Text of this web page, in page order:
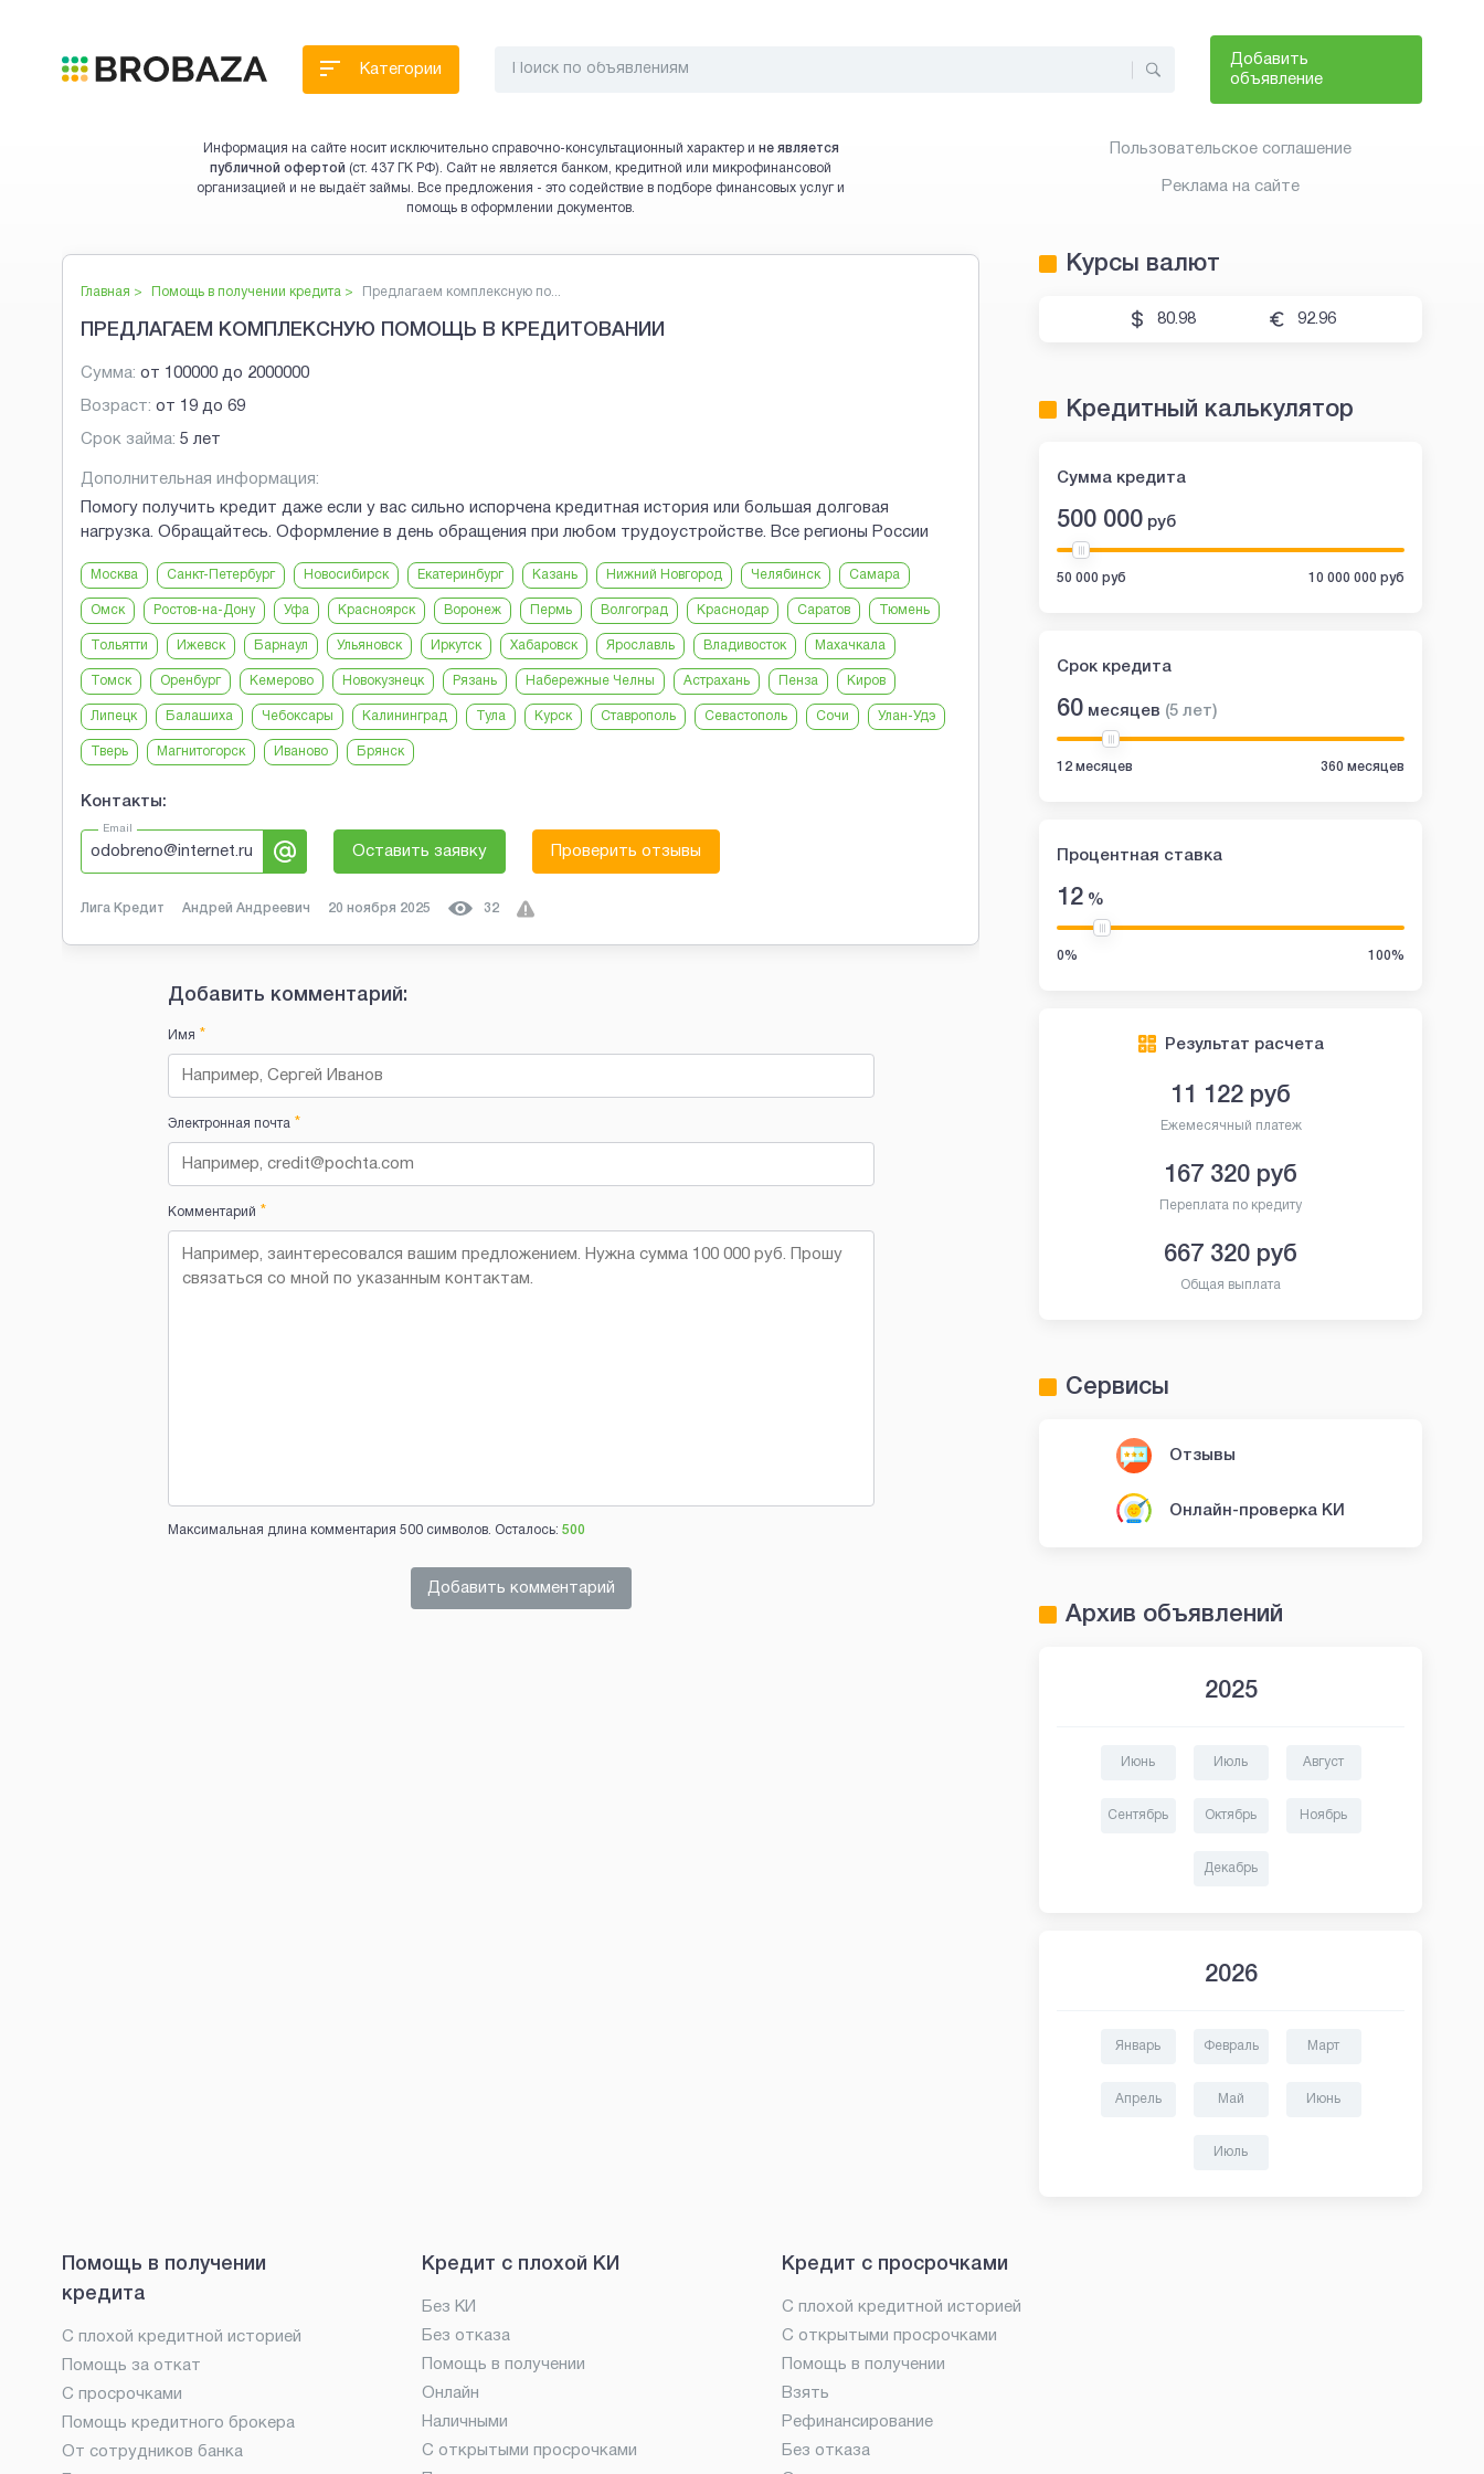
Добавить
объявление
Категории
Информация на сайте носит исключительно справочно-консультационный характер и не является
публичной офертой (ст. 437 ГК РФ). Сайт не является банком, кредитной или микрофинансовой
организацией и не выдаёт займы. Все предложения - это содействие в подборе финансовых услуг и
помощь в оформлении документов.
Главная > Помощь в получении кредита > Предлагаем комплексную по...
ПРЕДЛАГАЕМ КОМПЛЕКСНУЮ ПОМОЩЬ В КРЕДИТОВАНИИ
Сумма: от 100000 до 2000000
Возраст: от 19 до 69
Срок займа: 5 лет
Дополнительная информация:
Помогу получить кредит даже если у вас сильно испорчена кредитная история или большая долговая
нагрузка. Обращайтесь. Оформление в день обращения при любом трудоустройстве. Все регионы России
Москва Санкт-Петербург Новосибирск Екатеринбург Казань Нижний Новгород Челябинск Самара
Омск Ростов-на-Дону Уфа Красноярск Воронеж Пермь Волгоград Краснодар Саратов Тюмень
Тольятти Ижевск Барнаул Ульяновск Иркутск Хабаровск Ярославль Владивосток Махачкала
Томск Оренбург Кемерово Новокузнецк Рязань Набережные Челны Астрахань Пенза Киров
Липецк Балашиха Чебоксары Калининград Тула Курск Ставрополь Севастополь Сочи Улан-Удэ
Тверь Магнитогорск Иваново Брянск
Контакты:
Email
odobreno@internet.ru Оставить заявку Проверить отзывы
Лига Кредит Андрей Андреевич 20 ноября 2025 32
Добавить комментарий:
Имя *
Электронная почта*
Комментарий *
Максимальная длина комментария 500 символов. Осталось: 500
Добавить комментарий
Пользовательское соглашение
Реклама на сайте
Курсы валют
80.98 92.96
Кредитный калькулятор
Сумма кредита
500 000 руб
50 000 руб 10 000 000 руб
Срок кредита
60 месяцев (5 лет)
12 месяцев 360 месяцев
Процентная ставка
12 %
0% 100%
Результат расчета
11 122 руб
Ежемесячный платеж
167 320 руб
Переплата по кредиту
667 320 руб
Общая выплата
Сервисы
Отзывы
Онлайн-проверка КИ
Архив объявлений
2025
Июнь Июль Август
Сентябрь Октябрь Ноябрь
Декабрь
2026
Январь Февраль Март
Апрель Май Июнь
Июль
Помощь в получении
кредита
С плохой кредитной историей
Помощь за откат
С просрочками
Помощь кредитного брокера
От сотрудников банка
Кредит с плохой КИ
Без КИ
Без отказа
Помощь в получении
Онлайн
Наличными
С открытыми просрочками
Кредит с просрочками
С плохой кредитной историей
С открытыми просрочками
Помощь в получении
Взять
Рефинансирование
Без отказа